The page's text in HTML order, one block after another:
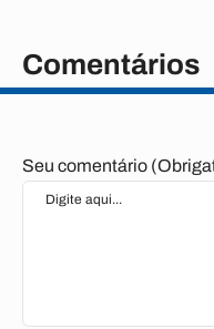
Comentários
Seu comentário